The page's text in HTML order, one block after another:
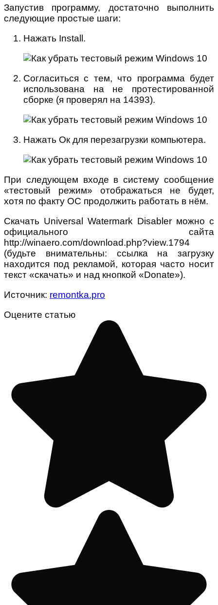
Запустив программу, достаточно выполнить
следующие простые шаги:
Нажать Install.
Согласиться с тем, что программа будет
использована на не протестированной
сборке (я проверял на 14393).
Нажать Ок для перезагрузки компьютера.
При следующем входе в систему сообщение
«тестовый режим» отображаться не будет,
хотя по факту ОС продолжить работать в нём.
Скачать Universal Watermark Disabler можно с
официального сайта
http://winaero.com/download.php?view.1794
(будьте внимательны: ссылка на загрузку
находится под рекламой, которая часто носит
текст «скачать» и над кнопкой «Donate»).
Источник: remontka.pro
Оцените статью